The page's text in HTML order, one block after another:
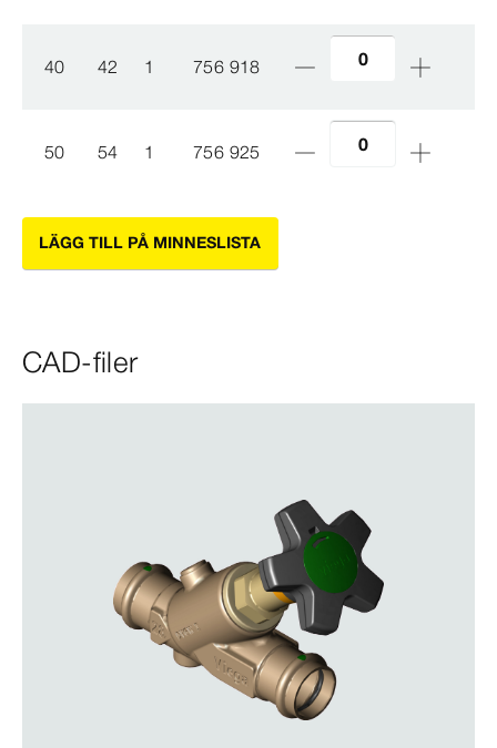
40 42 1 756 918
50 54 1 756 925
LÄGG TILL PÅ MINNESLISTA
CAD-filer